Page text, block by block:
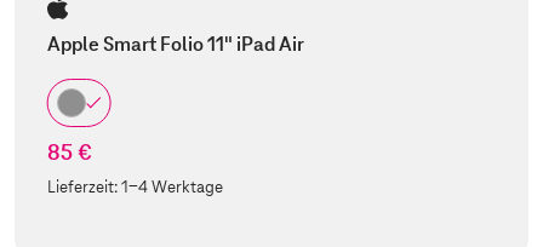
Apple Smart Folio 11" iPad Air
85 €
Lieferzeit:1-4 Werktage